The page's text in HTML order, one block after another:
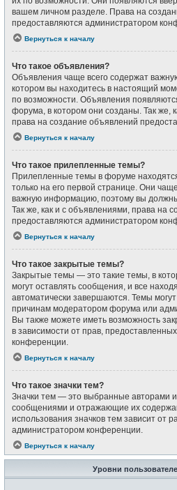
вашем личном разделе. Права на
предоставляются администратором
Вернуться к началу
Что такое объявления?
Объявления чаще всего содержат
котором вы находитесь в настоящий
по возможности. Объявления
форума, в котором они созданы. Так же,
права на создание объявлений
Вернуться к началу
Что такое прилепленные темы?
Прилепленные темы в форуме
только на его первой странице. Они
важную информацию, поэтому вы
Так же, как и с объявлениями, права на
предоставляются администратором
Вернуться к началу
Что такое закрытые темы?
Закрытые темы — это такие темы, в
могут оставлять сообщения, и все
автоматически завершаются. Темы
причинам модератором форума или
Вы также можете иметь возможность
в зависимости от прав,
конференции.
Вернуться к началу
Что такое значки тем?
Значки тем — это выбранные авторами
сообщениями и отражающие их
использования значков тем зависит от
администратором конференции.
Вернуться к началу
Уровни